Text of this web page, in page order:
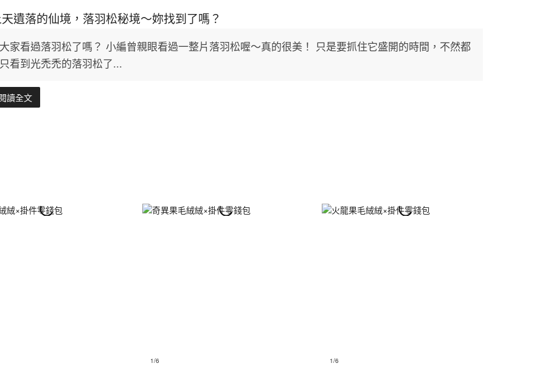
遺落的仙境，落羽松秘境～妳找到了嗎？
大家看過落羽松了嗎？ 小編曾親眼看過一整片落羽松喔～真的很美！ 只是要抓住它盛開的時間，不然都
只看到光禿禿的落羽松了...
讀全文
1/6 1/6